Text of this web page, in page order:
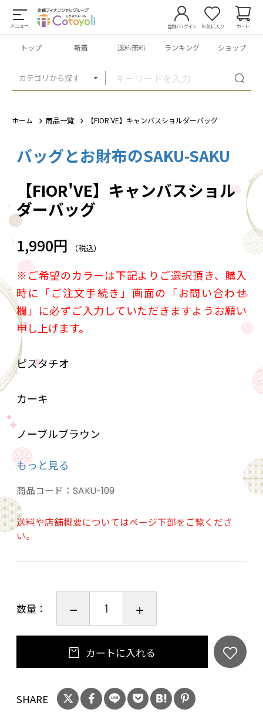
メニュー
カテゴリから探す
登録/ログイン お気に入り カート
トップ 新着 送料無料 ランキング ショップ
ホーム 商品一覧 【FIOR'VE】キャンバスショルダーバッグ
1
バッグとお財布のSAKU-SAKU
【FIOR'VE】キャンバスショル
ダーバッグ
1,990円 （税込）
※ご希望のカラーは下記よりご選択頂き、購入
時に「ご注文手続き」画面の「お問い合わせ
欄」に必ずご入力していただきますようお願い
申し上げます。
ピスタチオ
カーキ
ノーブルブラウン
ルージュ
もっと見る
商品コード： SAKU-109
送料や店舗概要についてはページ下部をご覧くださ
い。
数量：
カートに入れる
SHARE